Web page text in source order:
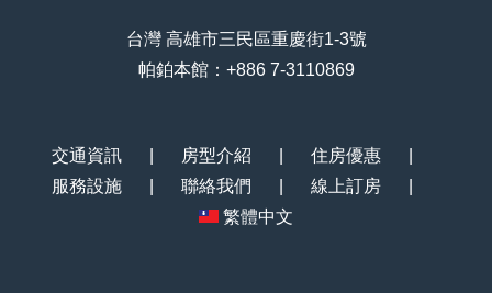
台灣 高雄市三民區重慶街1-3號
帕鉑本館：+886 7-3110869
交通資訊 房型介紹
住房優惠
服務設施
聯絡我們
線上訂房
繁體中文